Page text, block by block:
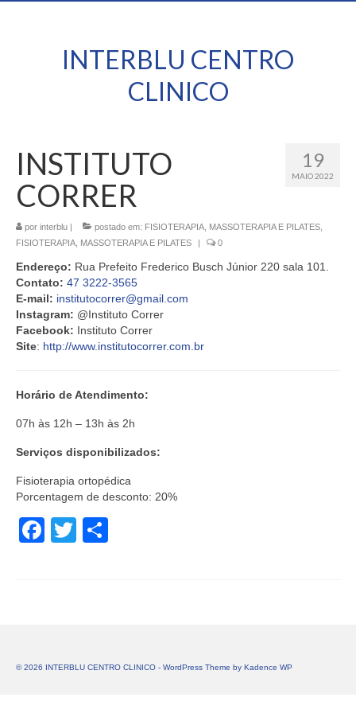
INTERBLU CENTRO
CLINICO
19
MAIO 2022
INSTITUTO
CORRER
por interblu | postado em: FISIOTERAPIA, MASSOTERAPIA E PILATES
FISIOTERAPIA, MASSOTERAPIA E PILATES
| 0
Endereço: Rua Prefeito Frederico Busch Júnior 220 sala 101.
Contato: 47 3222-3565
E-mail: institutocorrer@gmail.com
Instagram: @Instituto Correr
Facebook: Instituto Correr
Site: http://www.institutocorrer.com.br
Horário de Atendimento:
07h às 12h – 13h às 2h
Serviços disponibilizados:
Fisioterapia ortopédica
Porcentagem de desconto: 20%
Facebook
Twitter
© 2026 INTERBLU CENTRO CLINICO - WordPress Theme by Kadence WP